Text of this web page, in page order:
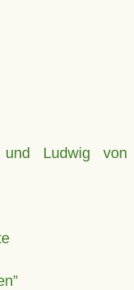
Ludwig von